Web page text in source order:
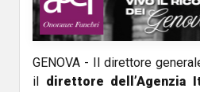
GENOVA - Il direttore
il direttore dell’Agenzia